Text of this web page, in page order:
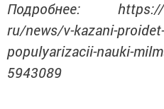
Подробнее:
ru/news/v-kazani-
populyarizacii-nauki-
5943089